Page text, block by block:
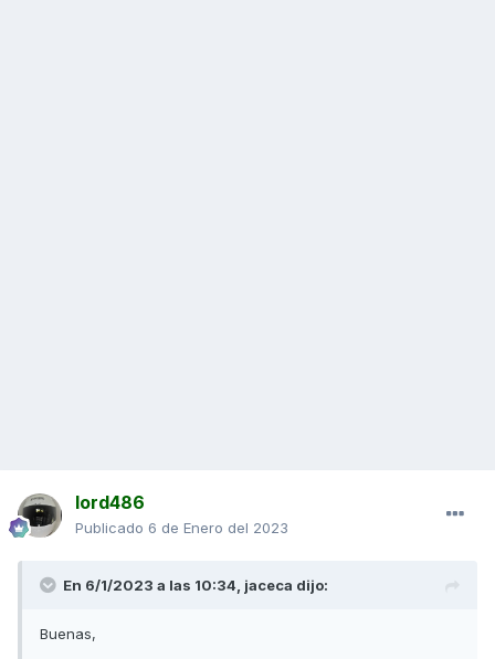
lord486
Publicado 6 de Enero del 2023
En 6/1/2023 a las 10:34, jaceca dijo:
Buenas,